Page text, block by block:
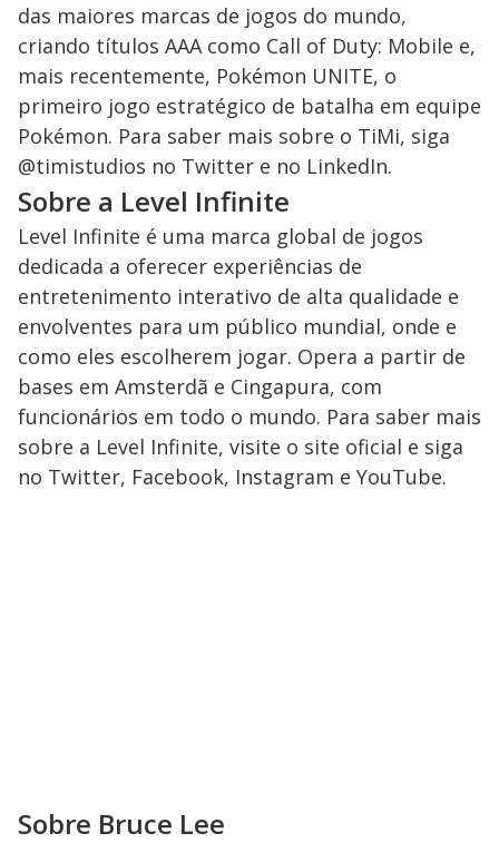
das maiores marcas de jogos do mundo,
criando títulos AAA como Call of Duty: Mobile e,
mais recentemente, Pokémon UNITE, o
primeiro jogo estratégico de batalha em equipe
Pokémon. Para saber mais sobre o TiMi, siga
@timistudios no Twitter e no LinkedIn.
Sobre a Level Infinite
Level Infinite é uma marca global de jogos
dedicada a oferecer experiências de
entretenimento interativo de alta qualidade e
envolventes para um público mundial, onde e
como eles escolherem jogar. Opera a partir de
bases em Amsterdã e Cingapura, com
funcionários em todo o mundo. Para saber mais
sobre a Level Infinite, visite o site oficial e siga
no Twitter, Facebook, Instagram e YouTube.
Sobre Bruce Lee